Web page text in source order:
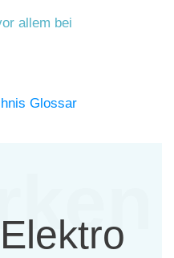
allem bei
Glossar